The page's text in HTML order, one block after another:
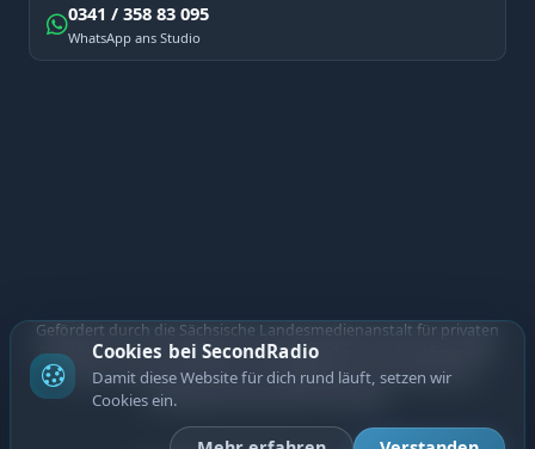
0341 / 358 83 095
WhatsApp ans Studio
Gefördert durch die Sächsische Landesmedienanstalt für privaten
Rundfunk und neue Medien. Diese Maßnahme wird mitfinanziert
durch Steuermittel auf der Grundlage des vom Sächsischen
Landtag beschlossenen Haushalts.
Cookies bei SecondRadio
Damit diese Website für dich rund läuft, setzen wir
Cookies ein.